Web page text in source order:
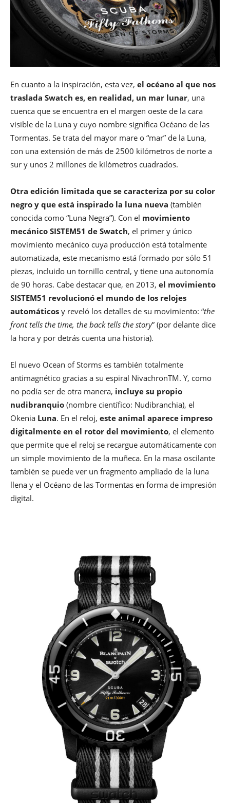
En cuanto a la inspiración, esta vez, el océano al que nos
traslada Swatch es, en realidad, un mar lunar, una
cuenca que se encuentra en el margen oeste de la cara
visible de la Luna y cuyo nombre significa Océano de las
Tormentas. Se trata del mayor mare o “mar” de la Luna,
con una extensión de más de 2500 kilómetros de norte a
sur y unos 2 millones de kilómetros cuadrados.
Otra edición limitada que se caracteriza por su color
negro y que está inspirado la luna nueva (también
conocida como “Luna Negra”). Con el movimiento
mecánico SISTEM51 de Swatch, el primer y único
movimiento mecánico cuya producción está totalmente
automatizada, este mecanismo está formado por sólo 51
piezas, incluido un tornillo central, y tiene una autonomía
de 90 horas. Cabe destacar que, en 2013, el movimiento
SISTEM51 revolucionó el mundo de los relojes
automáticos y reveló los detalles de su movimiento: “the
front tells the time, the back tells the story” (por delante dice
la hora y por detrás cuenta una historia).
El nuevo Ocean of Storms es también totalmente
antimagnético gracias a su espiral NivachronTM. Y, como
no podía ser de otra manera, incluye su propio
nudibranquio (nombre científico: Nudibranchia), el
Okenia Luna. En el reloj, este animal aparece impreso
digitalmente en el rotor del movimiento, el elemento
que permite que el reloj se recargue automáticamente con
un simple movimiento de la muñeca. En la masa oscilante
también se puede ver un fragmento ampliado de la luna
llena y el Océano de las Tormentas en forma de impresión
digital.